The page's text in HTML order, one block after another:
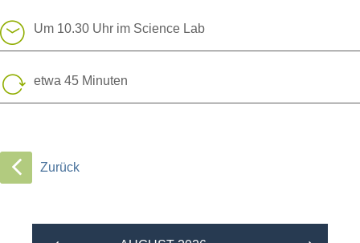
Um 10.30 Uhr im Science Lab
etwa 45 Minuten
Zurück